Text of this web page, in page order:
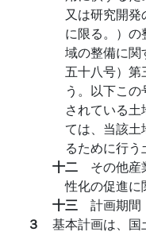
又は研究開
に限る。）
域の整備に関
五十八号）第
う。以下こ
されている
ては、当該
るために行
十二 その他産
性化の促進に
十三 計画期間
３ 基本計画は、